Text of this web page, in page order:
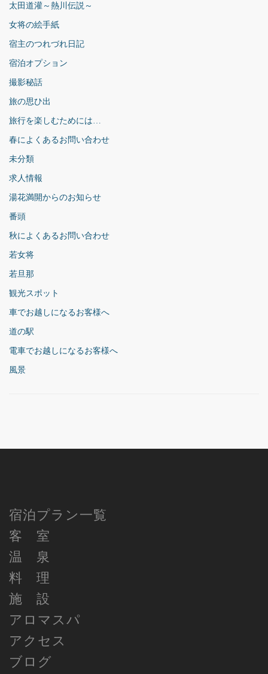
太田道灌～熱川伝説～
女将の絵手紙
宿主のつれづれ日記
宿泊オプション
撮影秘話
旅の思ひ出
旅行を楽しむためには…
春によくあるお問い合わせ
未分類
求人情報
湯花満開からのお知らせ
番頭
秋によくあるお問い合わせ
若女将
若旦那
観光スポット
車でお越しになるお客様へ
道の駅
電車でお越しになるお客様へ
風景
宿泊プラン一覧
客 室
温 泉
料 理
施 設
アロマスパ
アクセス
ブログ